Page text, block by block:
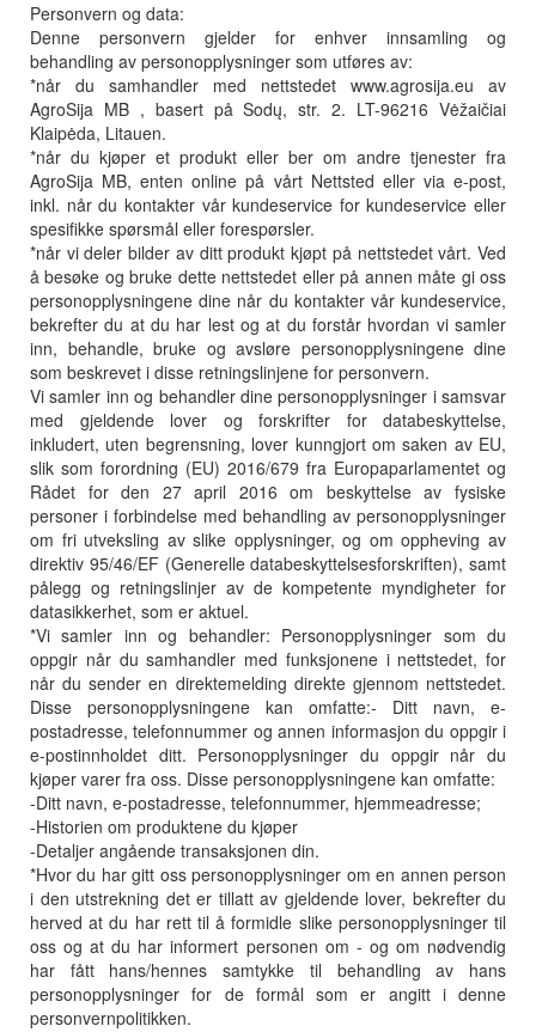
Personvern og data:
Denne personvern gjelder for enhver innsamling og
behandling av personopplysninger som utføres av:
*når du samhandler med nettstedet www.agrosija.eu av
AgroSija MB , basert på Sodų, str. 2. LT-96216 Vėžaičiai
Klaipėda, Litauen.
*når du kjøper et produkt eller ber om andre tjenester fra
AgroSija MB, enten online på vårt Nettsted eller via e-post,
inkl. når du kontakter vår kundeservice for kundeservice eller
spesifikke spørsmål eller forespørsler.
*når vi deler bilder av ditt produkt kjøpt på nettstedet vårt. Ved
å besøke og bruke dette nettstedet eller på annen måte gi oss
personopplysningene dine når du kontakter vår kundeservice,
bekrefter du at du har lest og at du forstår hvordan vi samler
inn, behandle, bruke og avsløre personopplysningene dine
som beskrevet i disse retningslinjene for personvern.
Vi samler inn og behandler dine personopplysninger i samsvar
med gjeldende lover og forskrifter for databeskyttelse,
inkludert, uten begrensning, lover kunngjort om saken av EU,
slik som forordning (EU) 2016/679 fra Europaparlamentet og
Rådet for den 27 april 2016 om beskyttelse av fysiske
personer i forbindelse med behandling av personopplysninger
om fri utveksling av slike opplysninger, og om oppheving av
direktiv 95/46/EF (Generelle databeskyttelsesforskriften), samt
pålegg og retningslinjer av de kompetente myndigheter for
datasikkerhet, som er aktuel.
*Vi samler inn og behandler: Personopplysninger som du
oppgir når du samhandler med funksjonene i nettstedet, for
når du sender en direktemelding direkte gjennom nettstedet.
Disse personopplysningene kan omfatte:- Ditt navn, e-
postadresse, telefonnummer og annen informasjon du oppgir i
e-postinnholdet ditt. Personopplysninger du oppgir når du
kjøper varer fra oss. Disse personopplysningene kan omfatte:
-Ditt navn, e-postadresse, telefonnummer, hjemmeadresse;
-Historien om produktene du kjøper
-Detaljer angående transaksjonen din.
*Hvor du har gitt oss personopplysninger om en annen person
i den utstrekning det er tillatt av gjeldende lover, bekrefter du
herved at du har rett til å formidle slike personopplysninger til
oss og at du har informert personen om - og om nødvendig
har fått hans/hennes samtykke til behandling av hans
personopplysninger for de formål som er angitt i denne
personvernpolitikken.